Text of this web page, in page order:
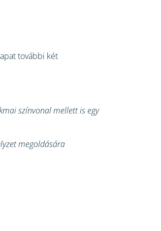
további két
színvonal mellett is egy
megoldására